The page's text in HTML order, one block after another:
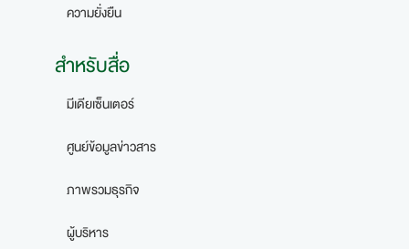
ความยั่งยืน
สำหรับสื่อ
มีเดียเซ็นเตอร์
ศูนย์ข้อมูลข่าวสาร
ภาพรวมธุรกิจ
ผู้บริหาร